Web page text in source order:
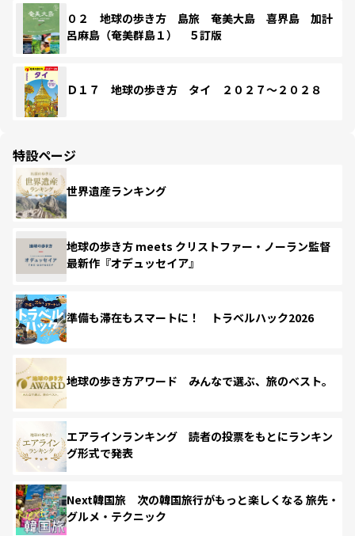
０２ 地球の歩き方 島旅 奄美大島 喜界島 加計
呂麻島（奄美群島１） ５訂版
Ｄ１７ 地球の歩き方 タイ ２０２７～２０２８
特設ページ
世界遺産ランキング
地球の歩き方 meets クリストファー・ノーラン監督
最新作『オデュッセイア』
準備も滞在もスマートに！ トラベルハック2026
地球の歩き方アワード みんなで選ぶ、旅のベスト。
エアラインランキング 読者の投票をもとにランキン
グ形式で発表
Next韓国旅 次の韓国旅行がもっと楽しくなる 旅先・
グルメ・テクニック